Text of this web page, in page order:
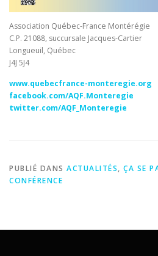
Association Québec-France Montérégie
C.P. 21088, succursale Jacques-Cartier
Longueuil, Québec
J4J 5J4
www.quebecfrance-monteregie.org
facebook.com/AQF.Monteregie
twitter.com/AQF_Monteregie
PUBLIÉ DANS ACTUALITÉS, ÇA SE
CONFÉRENCE